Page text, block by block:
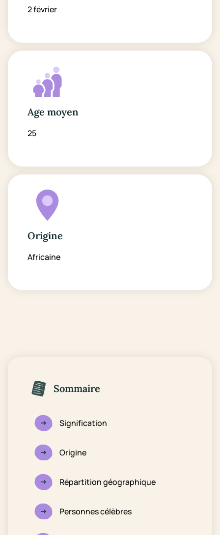
2 février
Age moyen
25
Origine
Africaine
Sommaire
Signification
Origine
Répartition géographique
Personnes célèbres